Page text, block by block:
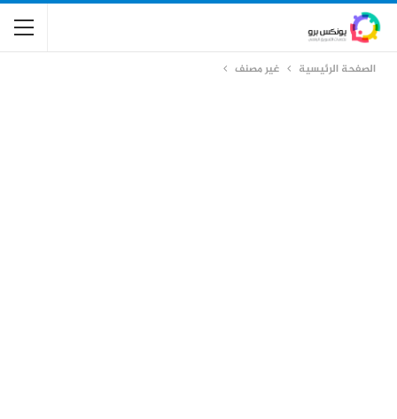
الصفحة الرئيسية غير مصنف